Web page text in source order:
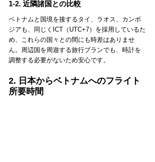
1-2. 近隣諸国との比較
ベトナムと国境を接するタイ、ラオス、カンボ
ジアも、同じくICT（UTC+7）を採用しているた
め、これらの国々との間にも時差はありませ
ん。周辺国を周遊する旅行プランでも、時計を
調整する必要がないため安心です。
2. 日本からベトナムへのフライト
所要時間